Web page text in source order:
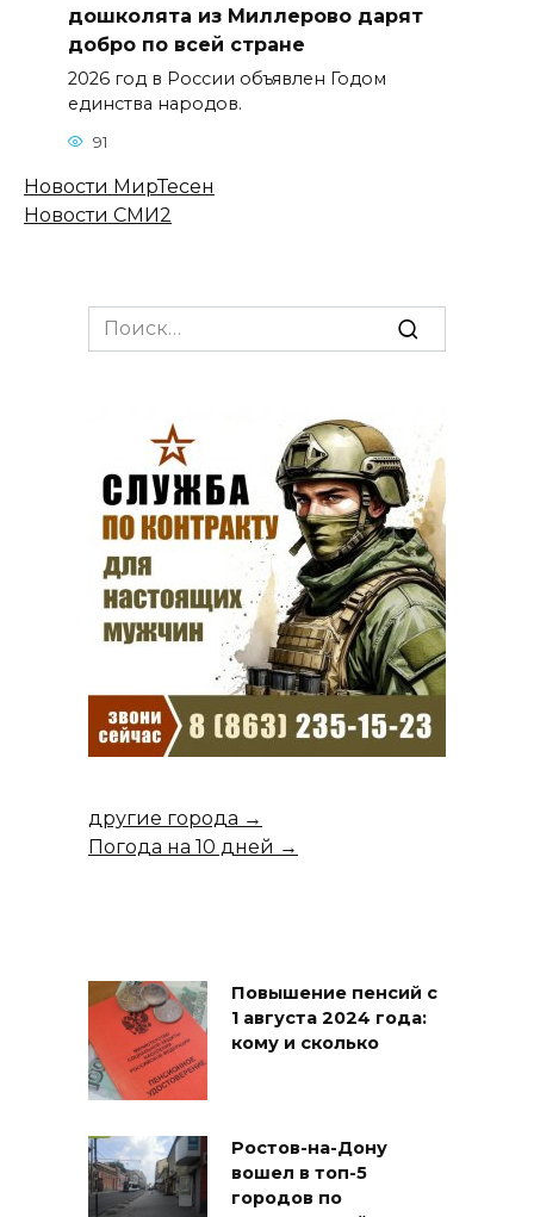
дошколята из Миллерово дарят
добро по всей стране
2026 год в России объявлен Годом
единства народов.
91
Новости МирТесен
Новости СМИ2
Search
for:
другие города →
Погода на 10 дней →
Повышение пенсий с
1 августа 2024 года:
кому и сколько
Ростов-на-Дону
вошел в топ-5
городов по